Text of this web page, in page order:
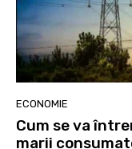
ECONOMIE
Cum se va
marii